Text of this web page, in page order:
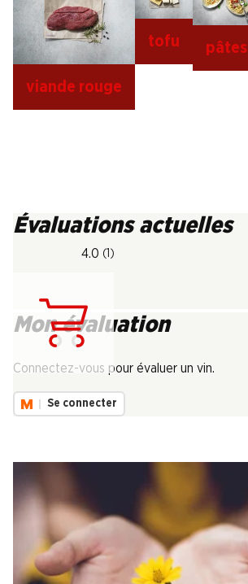
viande rouge
tofu pâtes
Évaluations actuelles
4.0 (1)
Mon évaluation
Connectez-vous pour évaluer un vin.
Se connecter